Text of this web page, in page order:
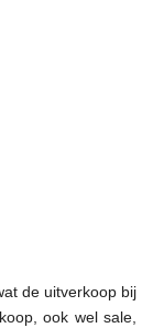
de uitverkoop bij
ook wel sale,